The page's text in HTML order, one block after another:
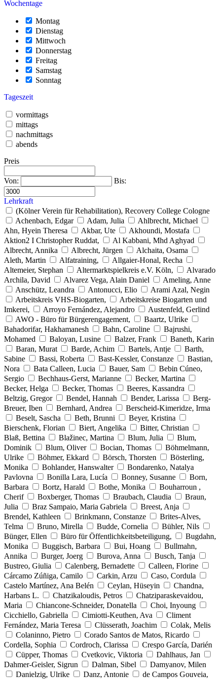
Wochentage
Montag
Dienstag
Mittwoch
Donnerstag
Freitag
Samstag
Sonntag
Tageszeit
vormittags
mittags
nachmittags
abends
Preis
Von: Bis:
Lehrkraft
(Kölner Verein für Rehabilitation), Recovery College Cologne
Achenbach, Edgar
Adam, Julia
Ahlbrecht, Michael
Ahn, Hyein Theresa
Akbar, Ute
Akhoundi, Mostafa
Aktion2 I Christopher Ruddat,
Al Kabbani, Mhd Aghyad
Albrecht, Annika
Albrecht, Jürgen
Alchaita, Osama
Aleth, Martin
Alfatraining,
Allgaier-Honal, Recha
Altemeier, Stephan
Altermarktspielkreis e.V. Köln,
Alvarado
Archila, David
Alvarez Vega, Alain Daniel
Ameling, Anne
Anschütz, Leandra
Antonucci, Elio
Arami Azal, Negin
Arbeitskreis VHS-Biogarten,
Arbeitskreise Biogarten und
Imkerei,
Arroyo Fernández, Alejandro
Austenfeld, Gerlind
AWO - Büro für Bürgerengagement,
Baartz, Ulrike
Bahadorifar, Hakhamanesh
Bahn, Caroline
Bajrushi,
Mohamed
Baloyan, Lusine Balzer, Frank
Baneth, Karin
Baran, Murat
Barde, Achim Bartels, Antje
Barth,
Sabine
Bassi, Roberta Bast-Kessler, Constanze
Bastian,
Nora
Bata Calleen, Lucia Bauer, Sam
Bebin Cúneo,
Sergio
Bechhaus-Gerst, Marianne
Becker, Martina
Becker, Helga
Becker, Thomas
Beeres, Kassandra
Beltzig, Gregor
Bendel, Hannah Bender, Larissa
Berg-
Breuer, Iben
Bernhard, Andrea
Berscheid-Kimeridze, Irma
Beselt, Sascha
Beth, Brunni
Beyer, Kristina
Bierschenk, Florian
Biert, Angelika
Bitter, Christian
Blaß, Bettina
Blažinec, Martina Blum, Julia
Blum,
Dominik
Blum, Oliver Bocian, Thomas
Böhmelmann,
Ulrike
Böhmer, Ekkard Börsch, Thorsten
Bösterling,
Monika
Bohlander, Hanswalter
Bondarenko, Natalya
Pavlovna
Bonilla Lara, Lucía Bonney, Susanne
Born,
Barbara
Bortz, Harald Bothe, Monika
Bouharroun ,
Cherif
Boxberger, Thomas Braubach, Claudia
Braun,
Julia
Braz Sampaio, Maria Gabriela
Breest, Anja
Brendel, Kathleen
Brinkmann, Constanze
Brites-Alves,
Telma
Bruno, Mirella Budde, Cornelia
Bühler, Nils
Bünger, Ellen
Büro für Öffentlichkeitsbeteiligung,
Bugdahn,
Monika
Buggisch, Barbara Bui, Hoang
Bullmahn,
Annika
Burger, Joerg Burova, Anna
Busch, Tanja
Bustreo, Giulia
Calenberg, Bernadette
Calleen, Florine
Cárcamo Zúñiga, Camilo
Carkin, Arzu
Caso, Cordula
Castelo Martínez, Ana Belén
Ceylan, Hüseyin
Chandna,
Harbans L.
Chatzikaloudis, Petros
Chatziparaskevaidou,
Maria
Chiancone-Schneider, Donatella
Choi, Inyoung
Cicchiello, Gabriella
Cimiotti-Keuthen, Ava
Climent
Fernández, Maria Teresa
Clüsserath, Joachim
Colak, Melis
Colaninno, Pietro
Corado Santos de Matos, Ricardo
Cordella, Sophia
Cordroch, Clarissa
Crespo García, Darién
Cüpper, Thomas
Cvetkovic, Viktoria
Dahlhaus, Jan
Dahmer-Geisler, Sigrun
Dalman, Sibel
Damyanov, Milen
Danielzig, Ulrike
Danz, Antonie
de Campos Gouveia,